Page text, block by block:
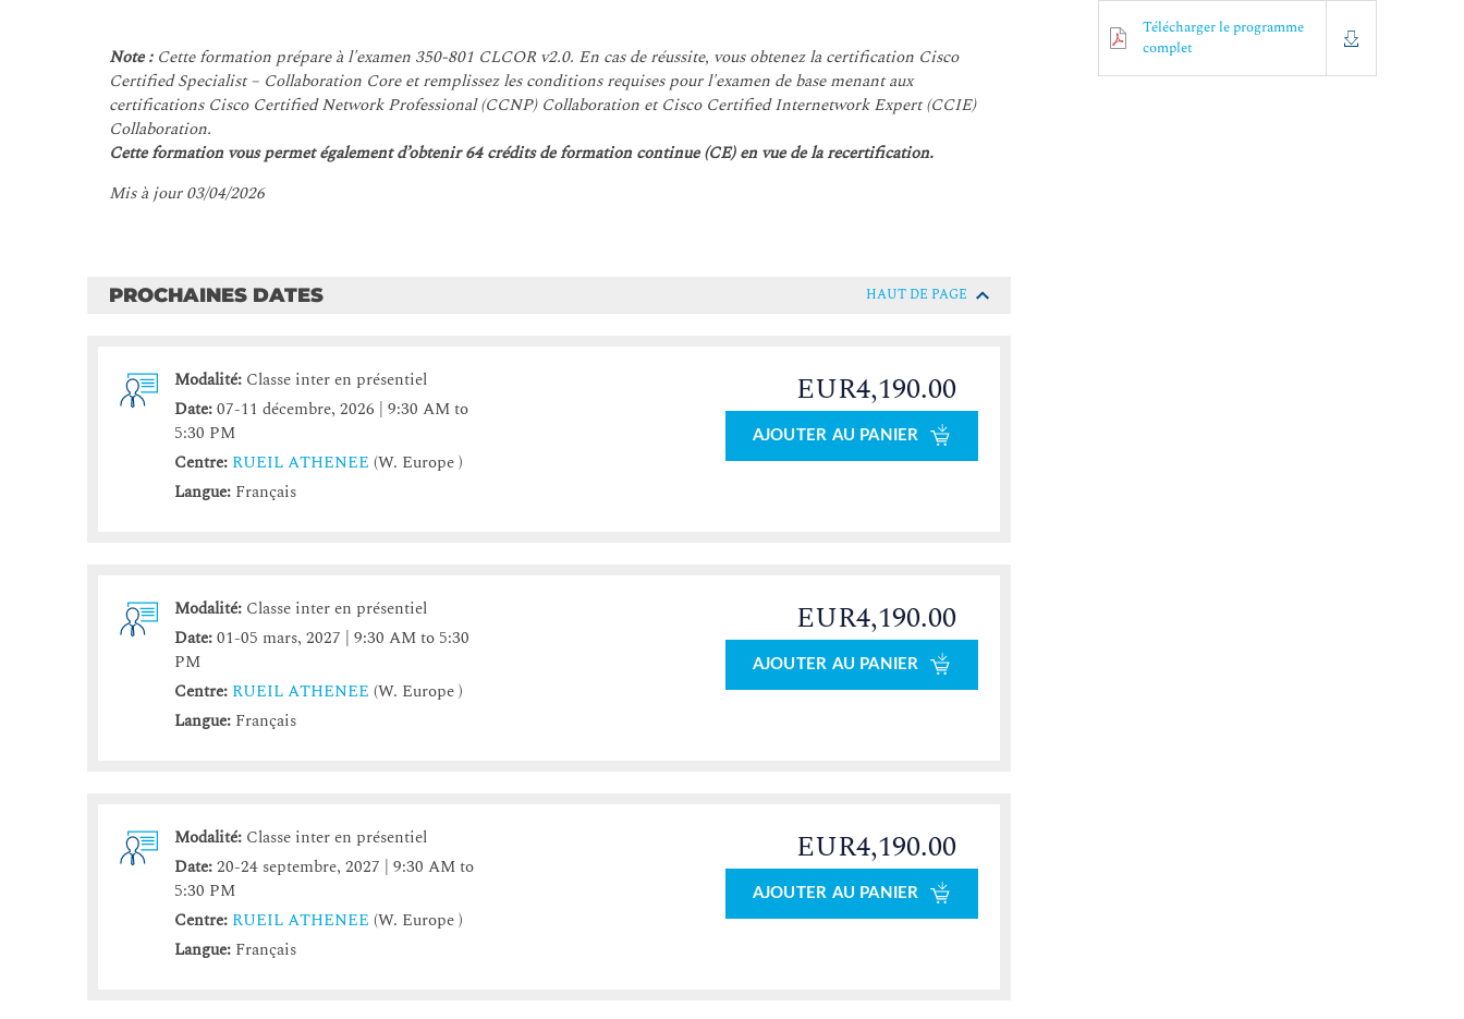
Télécharger le programme
complet
Note :Cette formation prépare à l'examen 350-801 CLCOR v2.0. En cas de réussite, vous obtenez la certification Cisco
Certified Specialist – Collaboration Core et remplissez les conditions requises pour l'examen de base menant aux
certifications Cisco Certified Network Professional (CCNP) Collaboration et Cisco Certified Internetwork Expert (CCIE)
Collaboration.
Cette formation vous permet également d’obtenir 64 crédits de formation continue (CE) en vue de la recertification.
Mis à jour 03/04/2026
PROCHAINES DATES HAUT DE PAGE
Modalité: Classe inter en présentiel
Date:07-11 décembre, 2026 | 9:30 AM to
5:30 PM
Centre: RUEIL ATHENEE (W. Europe )
Langue: Français
EUR4,190.00
AJOUTER AU PANIER
Modalité: Classe inter en présentiel
Date:01-05 mars, 2027 | 9:30 AM to 5:30
PM
Centre: RUEIL ATHENEE (W. Europe )
Langue: Français
EUR4,190.00
AJOUTER AU PANIER
Modalité: Classe inter en présentiel
Date:20-24 septembre, 2027 | 9:30 AM to
5:30 PM
Centre: RUEIL ATHENEE (W. Europe )
Langue: Français
EUR4,190.00
AJOUTER AU PANIER